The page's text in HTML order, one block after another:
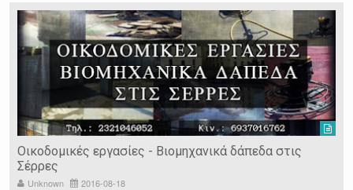
Οικοδομικές εργασίες - Βιομηχανικά δάπεδα στις
Σέρρες
Unknown 2016-08-18
ΤΥΧΑΙΕΣ ΑΝΑΡΤΗΣΕΙΣ/ΑΡΘΡΑ
Serres Racing Circuit
Panserraikos FC
Ikaroi B.C.